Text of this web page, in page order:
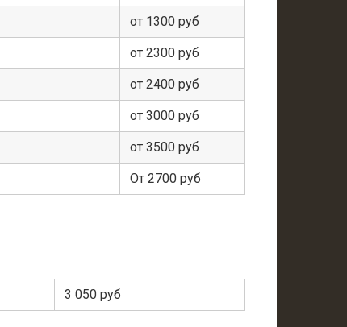
от 1300 руб
от 2300 руб
от 2400 руб
от 3000 руб
от 3500 руб
От 2700 руб
3 050 руб